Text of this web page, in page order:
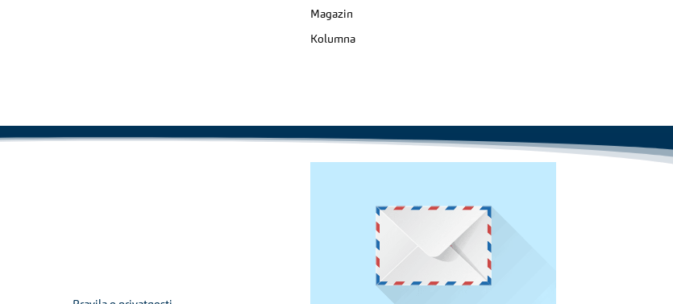
Magazin
Kolumna